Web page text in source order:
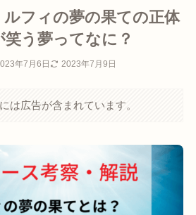
ルフィの夢の果ての正体
う夢ってなに？
年7月6日 2023年7月9日
は広告が含まれています。